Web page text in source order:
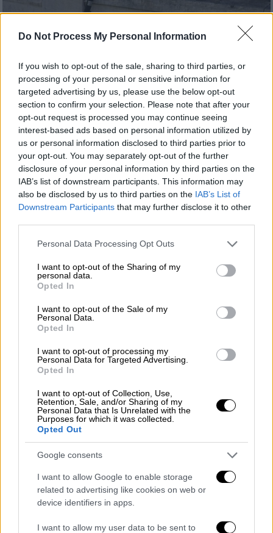
Do Not Process My Personal Information
If you wish to opt-out of the sale, sharing to third parties, or
processing of your personal or sensitive information for
targeted advertising by us, please use the below opt-out
section to confirm your selection. Please note that after your
opt-out request is processed you may continue seeing
interest-based ads based on personal information utilized by
us or personal information disclosed to third parties prior to
your opt-out. You may separately opt-out of the further
disclosure of your personal information by third parties on the
IAB’s list of downstream participants. This information may
also be disclosed by us to third parties on the IAB’s List of
Downstream Participants that may further disclose it to other
Please note that this website/app uses one or more Google
not limited to your visit or usage behaviour. You may click to
grant or deny consent to Google and its third-party tags to
use your data for below specified purposes in below Google
consent section.
Personal Data Processing Opt Outs
I want to opt-out of the Sharing of my
personal data.
Opted In
I want to opt-out of the Sale of my
Personal Data.
Opted In
I want to opt-out of processing my
Personal Data for Targeted Advertising.
Opted In
I want to opt-out of Collection, Use,
Retention, Sale, and/or Sharing of my
Personal Data that Is Unrelated with the
Purposes for which it was collected.
Opted Out
Google consents
I want to allow Google to enable storage
related to advertising like cookies on web or
device identifiers in apps.
I want to allow my user data to be sent to
Ελλάδα 07.05.2026 05:11
Τέλος στον «αχταρμά» με τα ηλεκτρικά
πατίνια; Η ΚΕΔΕ ζητά αυστηρούς
κανόνες και απαγόρευση κυκλοφορίας
στους δρόμους
Κατά τον Μιχάλη Καραμαλάκη πρέπει να
σταματήσει η ανεξέλεγκτη κατάσταση με τα
Ελλάδα|06.05.2026 13:50
Συνελήφθη νεαρός με πατίνι: Έτρεχε με
72 χλμ/ώρα στη Συγγρού
Σε βάρος του 23χρονου σχηματίσθηκε
δικογραφία